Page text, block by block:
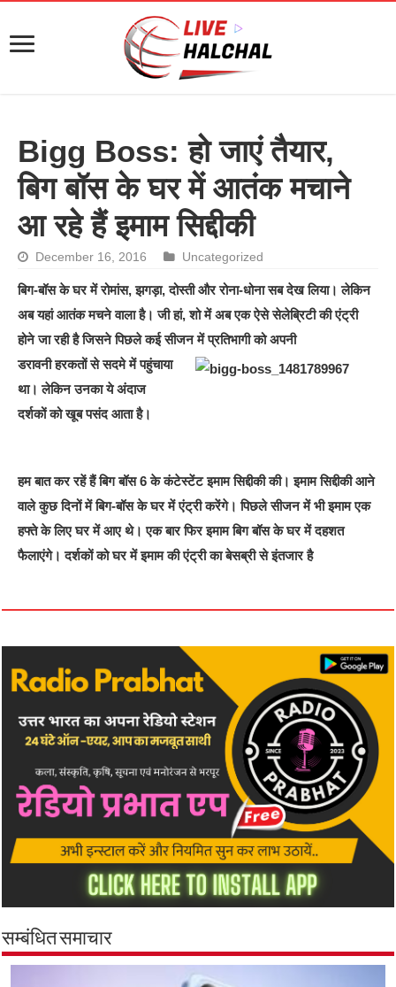
Bigg Boss: हो जाएं तैयार,
बिग बॉस के घर में आतंक मचाने
आ रहे हैं इमाम सिद्दीकी
December 16, 2016 Uncategorized
बिग-बॉस के घर में रोमांस, झगड़ा, दोस्ती और रोना-धोना सब देख लिया। लेकिन
अब यहां आतंक मचने वाला है। जी हां, शो में अब एक ऐसे सेलेब्रिटी की एंट्री
होने जा रही है जिसने पिछले कई सीजन में प्रतिभागी को अपनी
डरावनी हरकतों से सदमे में पहुंचाया
था। लेकिन उनका ये अंदाज
दर्शकों को खूब पसंद आता है।
हम बात कर रहें हैं बिग बॉस 6 के कंटेस्टेंट इमाम सिद्दीकी की। इमाम सिद्दीकी आने
वाले कुछ दिनों में बिग-बॉस के घर में एंट्री करेंगे। पिछले सीजन में भी इमाम एक
हफ्ते के लिए घर में आए थे। एक बार फिर इमाम बिग बॉस के घर में दहशत
फैलाएंगे। दर्शकों को घर में इमाम की एंट्री का बेसब्री से इंतजार है
सम्बंधित समाचार